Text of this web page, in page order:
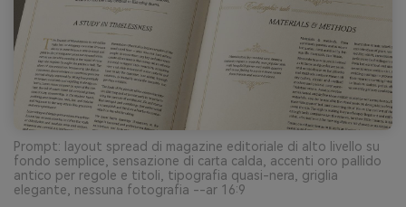
Prompt: layout spread di magazine editoriale di alto livello su
fondo semplice, sensazione di carta calda, accenti oro pallido
antico per regole e titoli, tipografia quasi-nera, griglia
elegante, nessuna fotografia --ar 16:9